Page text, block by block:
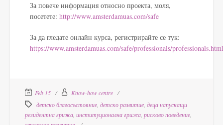
За повече информация относно проекта, моля,
посетете: http://www.amsterdamuas.com/safe
За да гледате онлайн курса, регистрирайте се тук:
https://www.amsterdamuas.com/safe/professionals/professionals.html
Feb 15
Know-how centre
детско благосъстояние детско развитие деца напускащи
резидентна грижа институционална грижа рисково поведение